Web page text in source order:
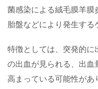
菌感染による絨毛膜羊膜
胎盤などにより発生する
特徴としては、突発的に
の出血が見られる、出血
高まっている可能性があ